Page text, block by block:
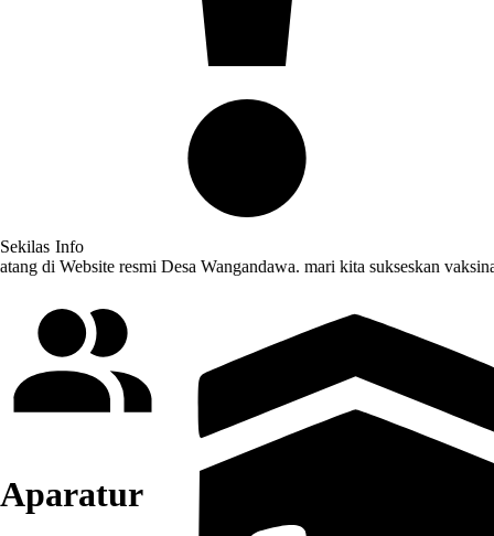
Sekilas Info
resmi Desa Wangandawa. mari kita sukseskan vaksinasi di
Aparatur